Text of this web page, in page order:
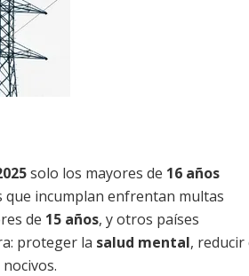
solo los mayores de 16 años
que incumplan enfrentan multas
de 15 años, y otros países
proteger la salud mental, reducir